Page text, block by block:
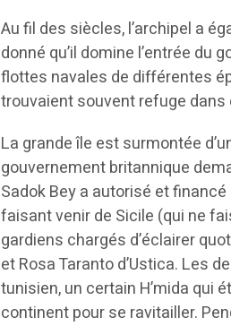
Au fil des siècles, l’archipel a
donné qu’il domine l’entrée du
flottes navales de différentes
trouvaient souvent refuge dans
La grande île est surmontée
gouvernement britannique
Sadok Bey a autorisé et
faisant venir de Sicile (qui ne
gardiens chargés d’éclairer
et Rosa Taranto d’Ustica. Les
tunisien, un certain H’mida qui
continent pour se ravitailler.